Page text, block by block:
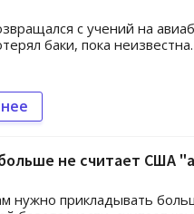
с учений на
баки, пока неизвестна.
не считает США
нужно прикладывать